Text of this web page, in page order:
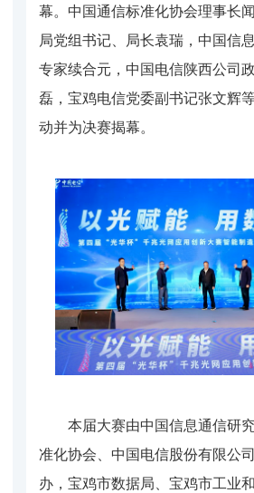
幕。中国通信标准化协会理事长
局党组书记、局长袁瑞，中国信
专家续合元，中国电信陕西公司
磊，宝鸡电信党委副书记张文辉
动并为决赛揭幕。
本届大赛由中国信息通信研
准化协会、中国电信股份有限公
办，宝鸡市数据局、宝鸡市工业